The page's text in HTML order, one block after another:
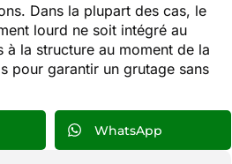
Dans la plupart des cas, le
lourd ne soit intégré au
la structure au moment de la
pour garantir un grutage sans
WhatsApp